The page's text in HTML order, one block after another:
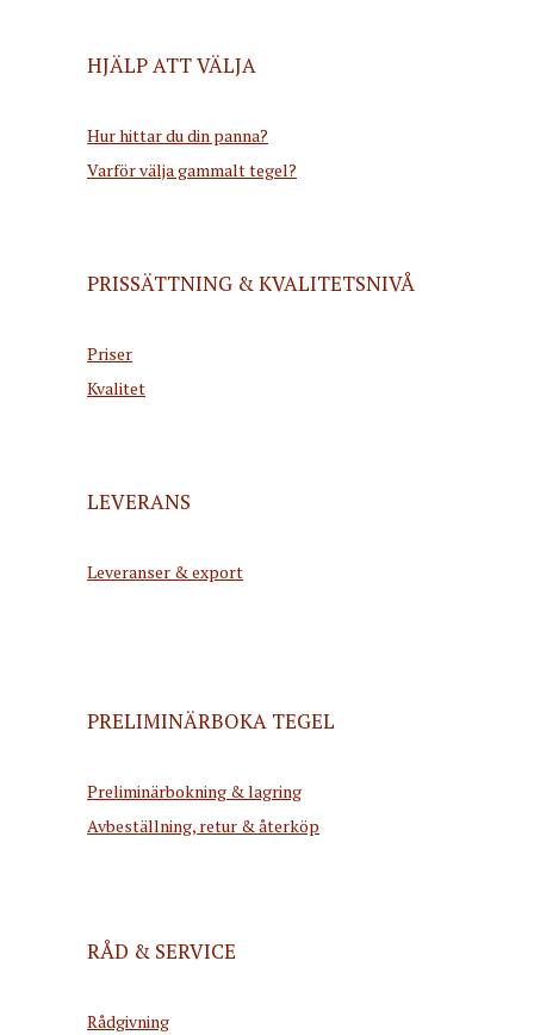
HJÄLP ATT VÄLJA
Hur hittar du din panna?
Varför välja gammalt tegel?
PRISSÄTTNING & KVALITETSNIVÅ
Priser
Kvalitet
LEVERANS
Leveranser & export
PRELIMINÄRBOKA TEGEL
Preliminärbokning & lagring
Avbeställning, retur & återköp
RÅD & SERVICE
Rådgivning